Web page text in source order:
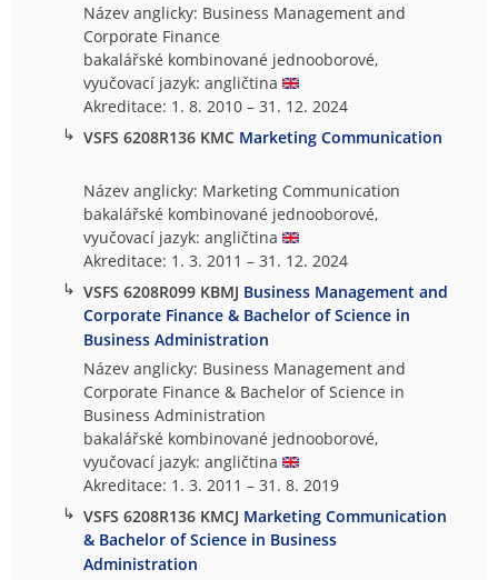
Název anglicky: Business Management and
Corporate Finance
bakalářské kombinované jednooborové,
vyučovací jazyk: angličtina
Akreditace: 1. 8. 2010 – 31. 12. 2024
↳ VSFS 6208R136 KMC Marketing Communication
Název anglicky: Marketing Communication
bakalářské kombinované jednooborové,
vyučovací jazyk: angličtina
Akreditace: 1. 3. 2011 – 31. 12. 2024
↳ VSFS 6208R099 KBMJ Business Management and
Corporate Finance & Bachelor of Science in
Business Administration
Název anglicky: Business Management and
Corporate Finance & Bachelor of Science in
Business Administration
bakalářské kombinované jednooborové,
vyučovací jazyk: angličtina
Akreditace: 1. 3. 2011 – 31. 8. 2019
↳ VSFS 6208R136 KMCJ Marketing Communication
& Bachelor of Science in Business
Administration